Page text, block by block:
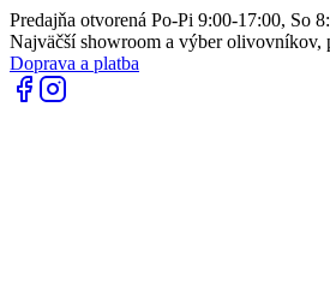
Predajňa otvorená Po-Pi 9:00-17:00, So
Najväčší showroom a výber olivovníkov,
Doprava a platba